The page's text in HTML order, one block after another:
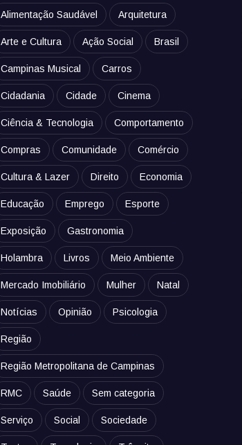
Alimentação Saudável Arquitetura
Arte e Cultura Ação Social Brasil
Campinas Musical Carros
Cidadania Cidade Cinema
Ciência & Tecnologia Comportamento
Compras Comunidade Comércio
Cultura & Lazer Direito Economia
Educação Emprego Esporte
Exposição Gastronomia
Holambra Livros Meio Ambiente
Mercado Imobiliário Mulher Natal
Notícias Opinião Psicologia
Região
Região Metropolitana de Campinas
RMC Saúde Sem categoria
Serviço Social Sociedade